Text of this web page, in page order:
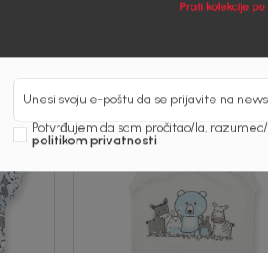
50%
Unesi svoju e-poštu da se prijavite na
Potvrđujem da sam pročitao/la,
politikom privatnosti